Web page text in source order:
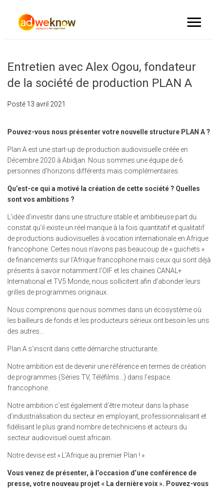
Entretien avec Alex Ogou, fondateur
de la société de production PLAN A
Posté 13 avril 2021
Pouvez-vous nous présenter votre nouvelle structure PLAN A ?
Plan A est une start-up de production audiovisuelle créée en
Décembre 2020 à Abidjan. Nous sommes une équipe de 6
personnes d’horizons différents mais complémentaires.
Qu’est-ce qui a motivé la création de cette société ? Quelles
sont vos ambitions ?
L’idée d’investir dans une structure stable et ambitieuse part du
constat qu’il existe un réel manque à la fois quantitatif et qualitatif
de productions audiovisuelles à vocation internationale en Afrique
francophone. Certes nous n’avons pas beaucoup de « guichets »
de financements sur l’Afrique francophone mais ceux qui sont déjà
présents à savoir notamment l’OIF et les chaines CANAL+
International et TV5 Monde, nous sollicitent afin d’abonder leurs
grilles de programmes originaux.
Nous comprenons que nous sommes dans un écosystème où
les bailleurs de fonds et les producteurs sérieux ont besoin les uns
des autres…
Plan A s’inscrit dans cette démarche structurante.
Notre ambition est de devenir une référence en termes de création
de programmes (Séries TV, Téléfilms…) dans l’espace
francophone.
Notre ambition c’est également d’être moteur dans la phase
d’industrialisation du secteur en employant, professionnalisant et
fidélisant le plus grand nombre de techniciens et acteurs du
secteur audiovisuel ouest africain.
Notre devise est « L’Afrique au premier Plan ! »
Vous venez de présenter, à l’occasion d’une conférence de
presse, votre nouveau projet « La dernière voix ». Pouvez-vous